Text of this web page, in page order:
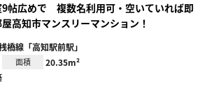
9帖広めで 複数名利用可・空いていれば即
高知市マンスリーマンション！
橋線「高知駅前駅」
面積 20.35m²